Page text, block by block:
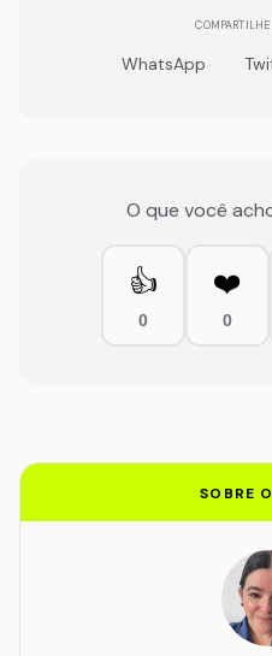
WhatsApp
O que você
👍
0
❤️
0
SOBRE